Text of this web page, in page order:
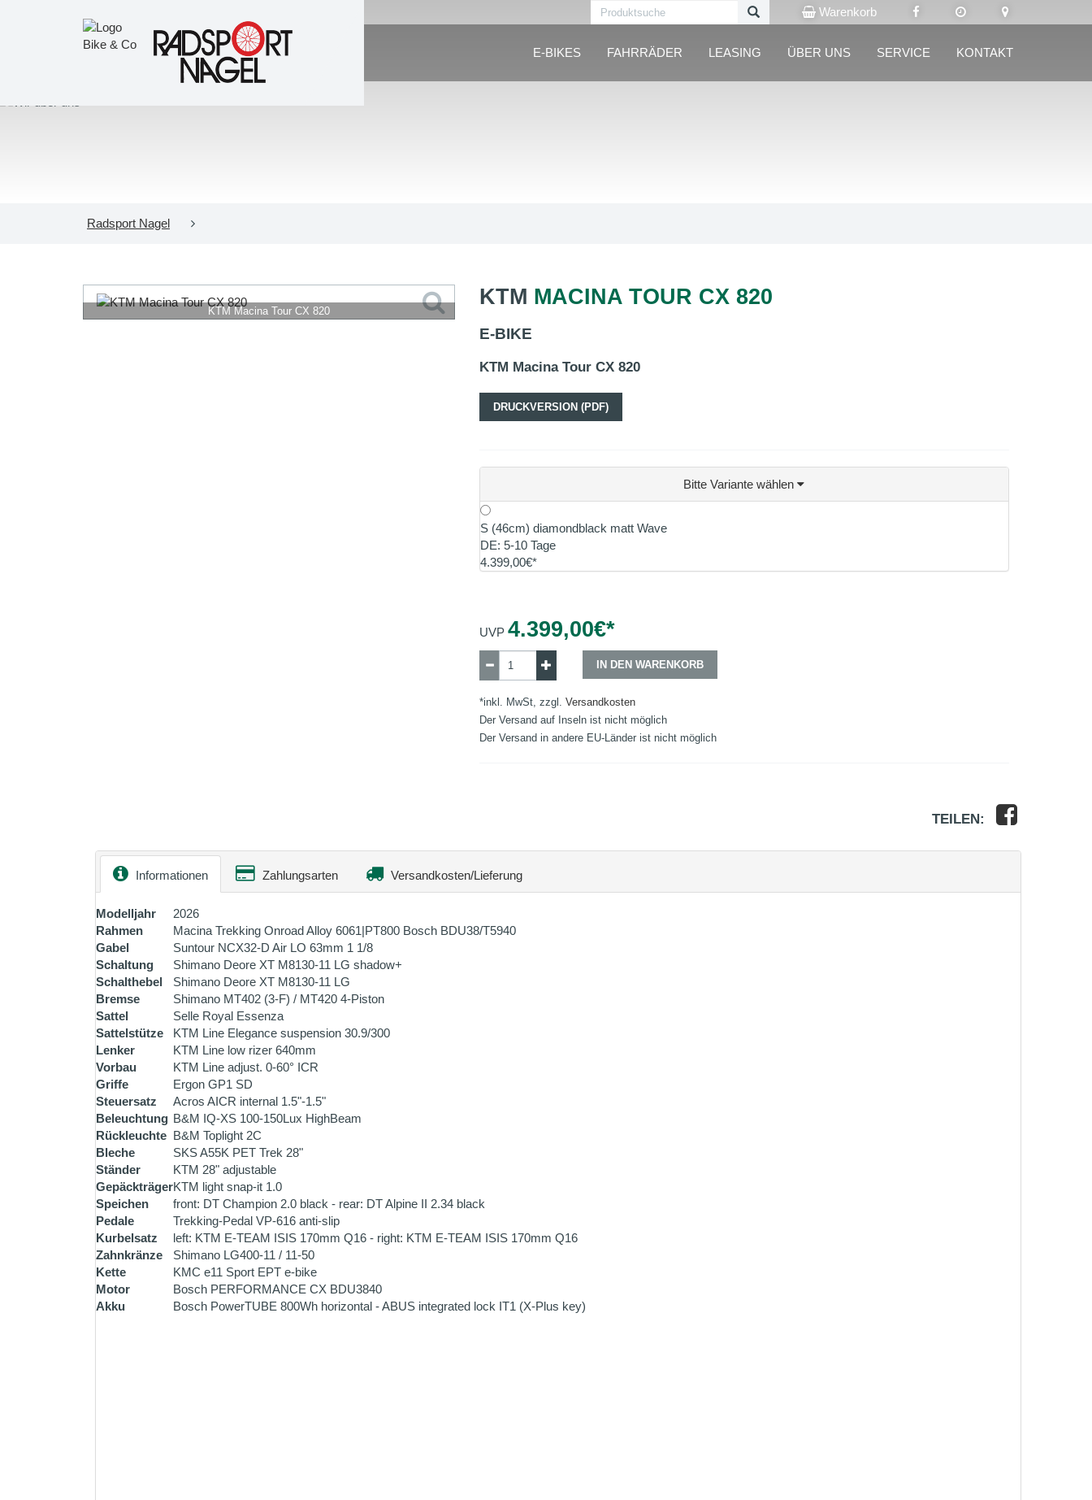
Warenkorb
E-BIKES FAHRRÄDER LEASING ÜBER UNS SERVICE KONTAKT
Radsport Nagel
KTM Macina Tour CX 820
KTM MACINA TOUR CX 820
E-BIKE
KTM Macina Tour CX 820
DRUCKVERSION (PDF)
Bitte Variante wählen
S (46cm) diamondblack matt Wave
DE: 5-10 Tage
4.399,00€*
UVP 4.399,00€*
IN DEN WARENKORB
*inkl. MwSt, zzgl. Versandkosten
Der Versand auf Inseln ist nicht möglich
Der Versand in andere EU-Länder ist nicht möglich
TEILEN:
Informationen Zahlungsarten Versandkosten/Lieferung
Modelljahr
2026
Rahmen
Macina Trekking Onroad Alloy 6061|PT800 Bosch BDU38/T5940
Gabel
Suntour NCX32-D Air LO 63mm 1 1/8
Schaltung
Shimano Deore XT M8130-11 LG shadow+
Schalthebel
Shimano Deore XT M8130-11 LG
Bremse
Shimano MT402 (3-F) / MT420 4-Piston
Sattel
Selle Royal Essenza
Sattelstütze
KTM Line Elegance suspension 30.9/300
Lenker
KTM Line low rizer 640mm
Vorbau
KTM Line adjust. 0-60° ICR
Griffe
Ergon GP1 SD
Steuersatz
Acros AICR internal 1.5"-1.5"
Beleuchtung B&M IQ-XS 100-150Lux HighBeam
Rückleuchte B&M Toplight 2C
Bleche
SKS A55K PET Trek 28"
Ständer
KTM 28" adjustable
GepäckträgerKTM light snap-it 1.0
Speichen
front: DT Champion 2.0 black - rear: DT Alpine II 2.34 black
Pedale
Trekking-Pedal VP-616 anti-slip
Kurbelsatz
left: KTM E-TEAM ISIS 170mm Q16 - right: KTM E-TEAM ISIS 170mm Q16
Zahnkränze
Shimano LG400-11 / 11-50
Kette
KMC e11 Sport EPT e-bike
Motor
Bosch PERFORMANCE CX BDU3840
Akku
Bosch PowerTUBE 800Wh horizontal - ABUS integrated lock IT1 (X-Plus key)